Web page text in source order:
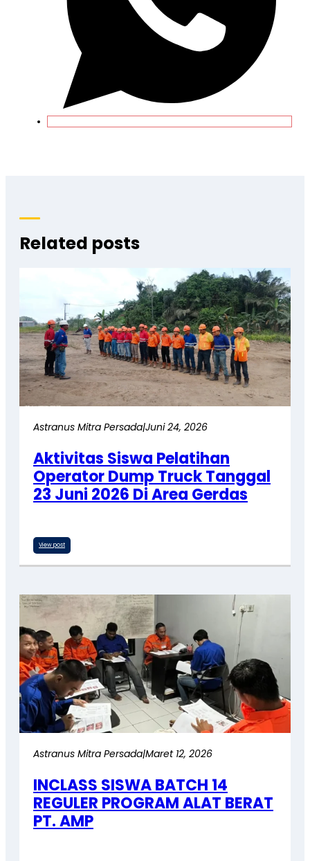
Related posts
Astranus Mitra Persada|Juni 24, 2026
Aktivitas Siswa Pelatihan
Operator Dump Truck Tanggal
23 Juni 2026 Di Area Gerdas
View post
Astranus Mitra Persada|Maret 12, 2026
INCLASS SISWA BATCH 14
REGULER PROGRAM ALAT BERAT
PT. AMP